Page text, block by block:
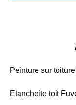
Peinture sur
Etancheite toit